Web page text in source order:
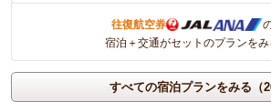
往復航空券
宿泊＋交通がセットのプランをみ
すべての宿泊プランをみる（